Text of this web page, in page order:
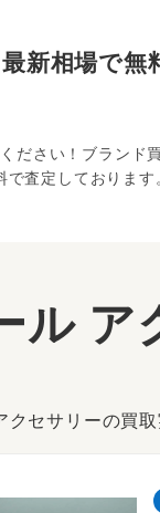
新相場で無
ださい！ブラン
査定しておりま
ル ア
セサリーの買取